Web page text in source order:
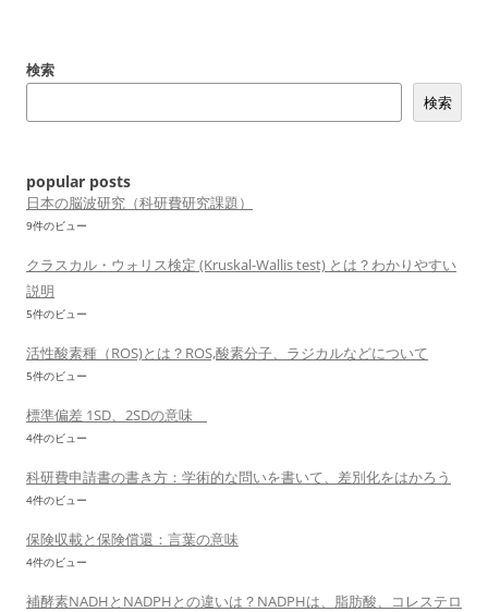
ー
検索
検索
popular posts
日本の脳波研究（科研費研究課題）
9件のビュー
クラスカル・ウォリス検定 (Kruskal-Wallis test) とは？わかりやすい
説明
5件のビュー
活性酸素種（ROS)とは？ROS,酸素分子、ラジカルなどについて
5件のビュー
標準偏差 1SD、2SDの意味
4件のビュー
科研費申請書の書き方：学術的な問いを書いて、差別化をはかろう
4件のビュー
保険収載と保険償還：言葉の意味
4件のビュー
補酵素NADHとNADPHとの違いは？NADPHは、脂肪酸、コレステロ